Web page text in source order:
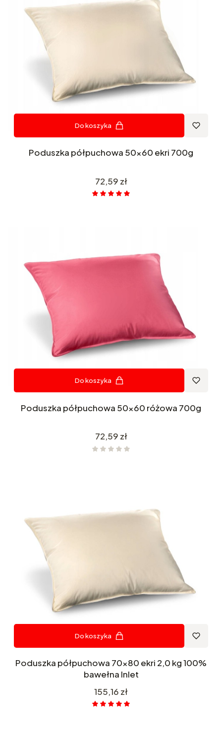
Do koszyka
Poduszka półpuchowa 50x60 ekri 700g
Cena
72,59 zł
Do koszyka
Poduszka półpuchowa 50x60 różowa 700g
Cena
72,59 zł
Do koszyka
Poduszka półpuchowa 70x80 ekri 2,0 kg 100%
bawełna Inlet
Cena
155,16 zł